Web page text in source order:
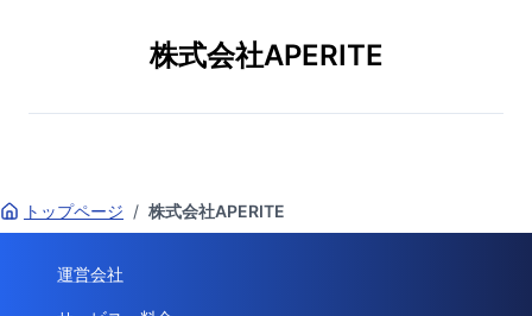
株式会社APERITE
トップページ / 株式会社APERITE
運営会社